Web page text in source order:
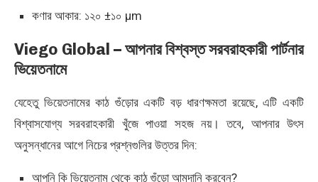
কণার আকার: ১২০ ±১০ μm
Viego Global – আপনার বিশ্বস্ত সরবরাহকারী পার্টনার
ভিয়েতনামে
যেহেতু ভিয়েতনামের কাঠ গুঁড়োর একটি বড় ধারণক্ষমতা রয়েছে, এটি একটি
বিশ্বাসযোগ্য সরবরাহকারী খুঁজে পাওয়া সহজ নয়। তবে, আপনার উৎস
অনুসন্ধানের আগে নিচের প্রশ্নগুলির উত্তর দিন:
আপনি কি ভিয়েতনাম থেকে কাঠ গুঁড়ো আমদানি করবেন?